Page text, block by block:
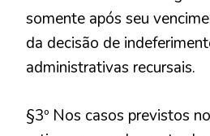
somente após seu
da decisão de
administrativas recursais.
§3º Nos casos previstos